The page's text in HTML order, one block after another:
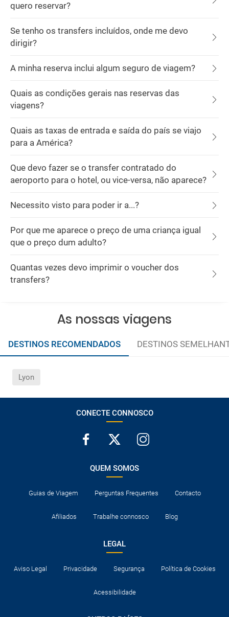
quero reservar?
Se tenho os transfers incluídos, onde me devo
dirigir?
A minha reserva inclui algum seguro de viagem?
Quais as condições gerais nas reservas das
viagens?
Quais as taxas de entrada e saída do país se viajo
para a América?
Que devo fazer se o transfer contratado do
aeroporto para o hotel, ou vice-versa, não aparece?
Necessito visto para poder ir a...?
Por que me aparece o preço de uma criança igual
que o preço dum adulto?
Quantas vezes devo imprimir o voucher dos
transfers?
As nossas viagens
DESTINOS RECOMENDADOS DESTINOS
Lyon
CONECTE CONNOSCO
QUEM SOMOS
Guias de Viagem Perguntas Frequentes Contacto
Afiliados Trabalhe connosco Blog
LEGAL
Aviso Legal Privacidade Segurança Política de Cookies
Acessibilidade